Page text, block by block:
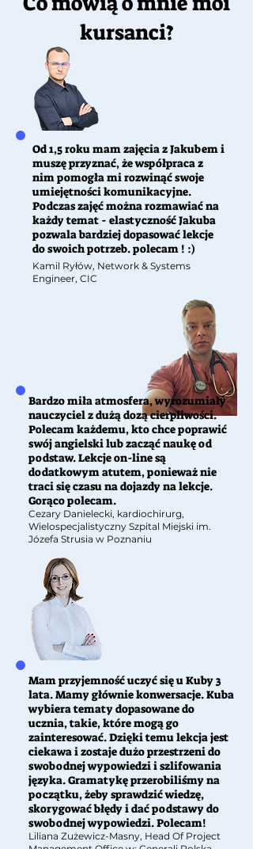
kursanci?
Od 1,5 roku mam zajęcia z Jakubem i
muszę przyznać, że współpraca z
nim pomogła mi rozwinąć swoje
umiejętności komunikacyjne.
Podczas zajęć można rozmawiać na
każdy temat - elastyczność Jakuba
pozwala bardziej dopasować lekcje
do swoich potrzeb. polecam ! :)
Kamil Ryłów, Network & Systems
Engineer, CIC
Bardzo miła atmosfera, wyrozumiały
nauczyciel z dużą dozą cierpliwości.
Polecam każdemu, kto chce poprawić
swój angielski lub zacząć naukę od
podstaw. Lekcje on-line są
dodatkowym atutem, ponieważ nie
traci się czasu na dojazdy na lekcje.
Gorąco polecam.
Cezary Danielecki, kardiochirurg,
Wielospecjalistyczny Szpital Miejski im.
Józefa Strusia w Poznaniu
Mam przyjemność uczyć się u Kuby 3
lata. Mamy głównie konwersacje. Kuba
wybiera tematy dopasowane do
ucznia, takie, które mogą go
zainteresować. Dzięki temu lekcja jest
ciekawa i zostaje dużo przestrzeni do
swobodnej wypowiedzi i szlifowania
języka. Gramatykę przerobiliśmy na
początku, żeby sprawdzić wiedzę,
skorygować błędy i dać podstawy do
swobodnej wypowiedzi. Polecam!
Liliana Zużewicz-Masny, Head Of Project